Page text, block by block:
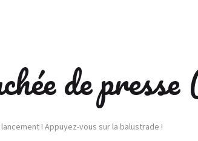
de
! Appuyez-vous sur la balustrade !